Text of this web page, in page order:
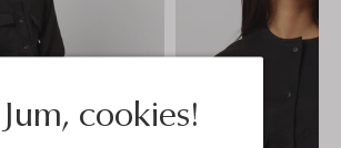
Jum, cookies!